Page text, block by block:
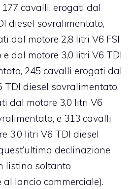
cavalli, erogati dal
diesel sovralimentato,
dal motore 2,8 litri V6 FSI
dal motore 3,0 litri V6 TDI
245 cavalli erogati dal
TDI diesel sovralimentato,
dal motore 3,0 litri V6
e 313 cavalli
3,0 litri V6 TDI diesel
declinazione
listino soltanto
al lancio commerciale).